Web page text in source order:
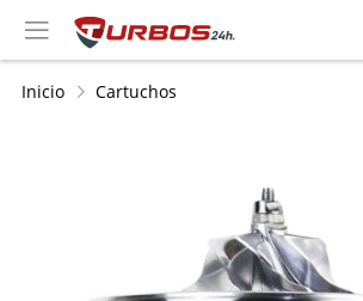
Inicio Cartuchos